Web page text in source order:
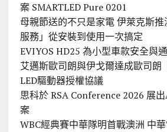
案 SMARTLED Pure 0201
母親節送的不只是家電 伊萊克斯
服務」從安裝到使用一次搞定
EVIYOS HD25 為小型車款安全與
艾邁斯歐司朗與伊戈爾達成歐司朗
LED驅動器授權協議
思科於 RSA Conference 2026 展
案
WBC經典賽中華隊明首戰澳洲 中